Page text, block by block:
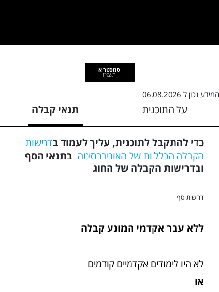
סמסטר א
תשפ"ז
המידע נכון ל 06.08.2026
על התוכנית תנאי קבלה
כדי להתקבל לתוכנית, עליך לעמוד בדרישות
הקבלה הכלליות של האוניברסיטה בתנאי הסף
ובדרישות הקבלה של החוג
דרישות סף
ללא עבר אקדמי המונע קבלה
לא היו לימודים אקדמיים קודמים
או